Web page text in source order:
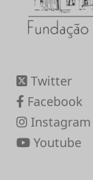
Twitter
Facebook
Instagram
Youtube